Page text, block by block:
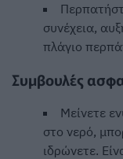
συνέχεια,
πλάγιο
Συμβουλές
Μείνετε
στο νερό,
ιδρώνετε.